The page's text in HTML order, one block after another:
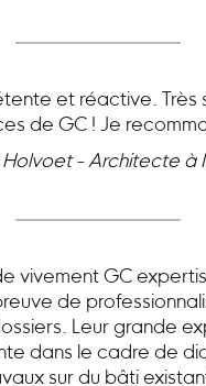
et réactive. Très
de GC ! Je
Holvoet - Architecte à
vivement GC
de
Leur grande
dans le cadre de
sur du bâti